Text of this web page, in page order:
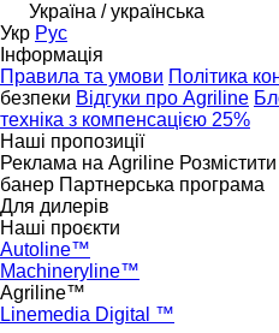
Україна / українська
Укр Рус
Інформація
Правила та умови Політика
безпеки Відгуки про Agriline
техніка з компенсацією 25%
Наші пропозиції
Реклама на Agriline
банер Партнерська програма
Для дилерів
Наші проєкти
Autoline™
Machineryline™
Agriline™
Linemedia Digital ™